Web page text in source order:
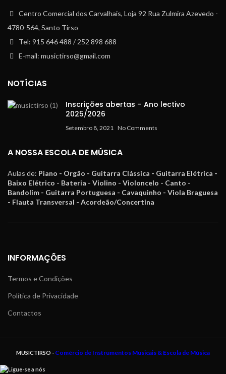
Centro Comercial dos Carvalhais, Loja 92 Rua Zulmira Azevedo -
4780-564, Santo Tirso
Tel: 915 646 488 / 252 898 688
E-mail: musictirso@gmail.com
NOTÍCIAS
Inscrições abertas – Ano lectivo
2025/2026
Setembro 8, 2021 No Comments
A NOSSA ESCOLA DE MÚSICA
Aulas de: Piano - Orgão - Guitarra Clássica - Guitarra Elétrica -
Baixo Elétrico - Bateria - Violino - Violoncelo - Canto -
Bandolim - Guitarra Portuguesa - Cavaquinho - Viola Braguesa
- Flauta Transversal - Acordeão/Concertina
INFORMAÇÕES
Termos e Condições
Política de Privacidade
Contactos
MUSICTIRSO - Comércio de Instrumentos Musicais & Escola de Música